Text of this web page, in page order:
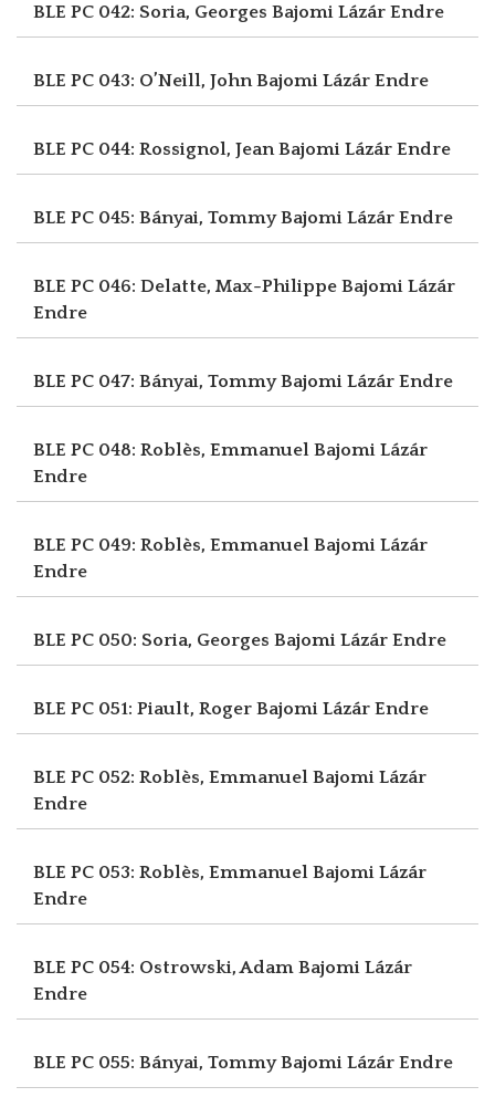
BLE PC 042: Soria, Georges Bajomi Lázár Endre
BLE PC 043: O’Neill, JohnBajomi Lázár Endre
BLE PC 044: Rossignol, JeanBajomi Lázár Endre
BLE PC 045: Bányai, TommyBajomi Lázár Endre
BLE PC 046: Delatte, Max-Philippe Bajomi Lázár
Endre
BLE PC 047: Bányai, TommyBajomi Lázár Endre
BLE PC 048: Roblès, Emmanuel Bajomi Lázár
Endre
BLE PC 049: Roblès, Emmanuel Bajomi Lázár
Endre
BLE PC 050: Soria, Georges Bajomi Lázár Endre
BLE PC 051: Piault, Roger Bajomi Lázár Endre
BLE PC 052: Roblès, Emmanuel Bajomi Lázár
Endre
BLE PC 053: Roblès, Emmanuel Bajomi Lázár
Endre
BLE PC 054: Ostrowski, Adam Bajomi Lázár
Endre
BLE PC 055: Bányai, TommyBajomi Lázár Endre